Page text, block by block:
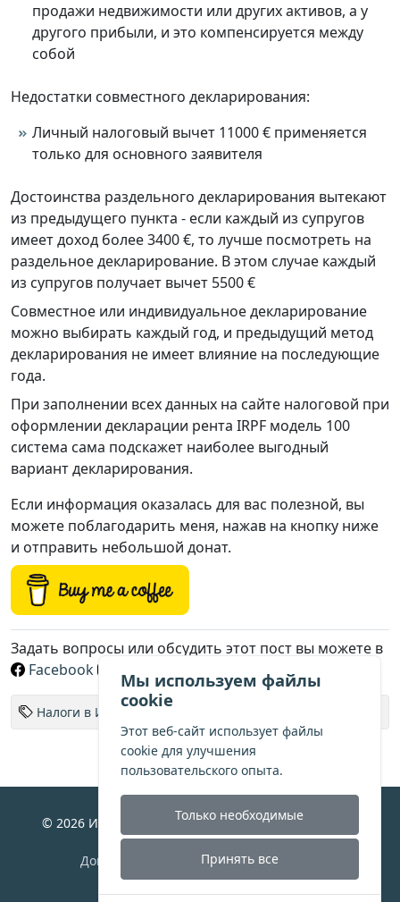
Мы используем файлы
cookie
Этот веб-сайт использует файлы
cookie для улучшения
пользовательского опыта.
Только необходимые
Принять все
продажи недвижимости или других активов, а у
другого прибыли, и это компенсируется между
собой
Недостатки совместного декларирования:
Личный налоговый вычет 11000 € применяется
только для основного заявителя
Достоинства раздельного декларирования вытекают
из предыдущего пункта - если каждый из супругов
имеет доход более 3400 €, то лучше посмотреть на
раздельное декларирование. В этом случае каждый
из супругов получает вычет 5500 €
Совместное или индивидуальное декларирование
можно выбирать каждый год, и предыдущий метод
декларирования не имеет влияние на последующие
года.
При заполнении всех данных на сайте налоговой при
оформлении декларации рента IRPF модель 100
система сама подскажет наиболее выгодный
вариант декларирования.
Если информация оказалась для вас полезной, вы
можете поблагодарить меня, нажав на кнопку ниже
и отправить небольшой донат.
Задать вопросы или обсудить этот пост вы можете в
Facebook
Telegram
Налоги в Испании
© 2026 Испания для жизни. Все права защищены.
Политика конфиденциальности
Договор-оферта предоставления услуг
Настройки cookie